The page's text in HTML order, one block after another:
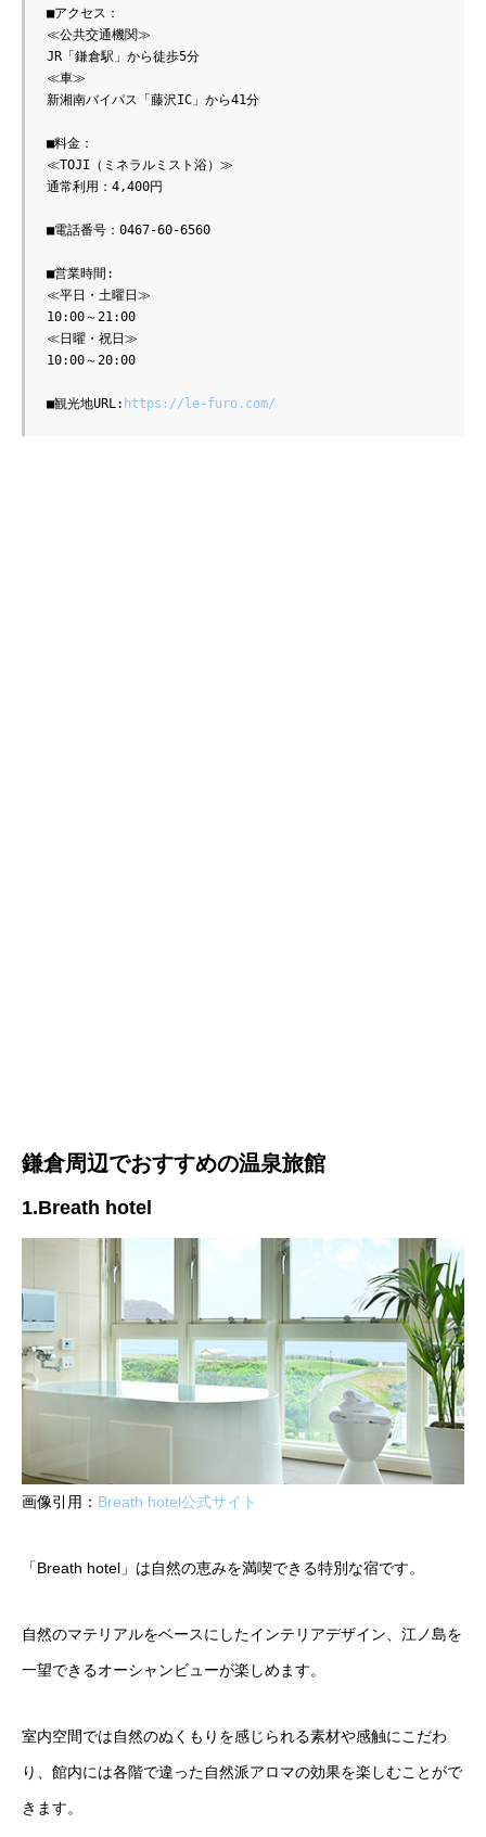
■アクセス：
≪公共交通機関≫
JR「鎌倉駅」から徒歩5分
≪車≫
新湘南バイパス「藤沢IC」から41分
■料金：
≪TOJI（ミネラルミスト浴）≫
通常利用：4,400円
■電話番号：0467-60-6560
■営業時間:
≪平日・土曜日≫
10:00～21:00
≪日曜・祝日≫
10:00～20:00
■観光地URL: https://le-furo.com/
鎌倉周辺でおすすめの温泉旅館
1.Breath hotel
画像引用： Breath hotel公式サイト
「Breath hotel」は自然の恵みを満喫できる特別な宿です。
自然のマテリアルをベースにしたインテリアデザイン、江ノ島を
一望できるオーシャンビューが楽しめます。
室内空間では自然のぬくもりを感じられる素材や感触にこだわ
り、館内には各階で違った自然派アロマの効果を楽しむことがで
きます。